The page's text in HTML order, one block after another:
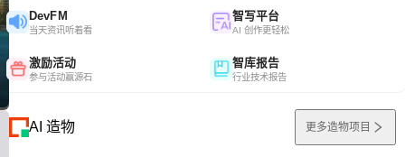
DevFM
当天资讯听着看
智写平台
AI 创作更轻松
激励活动
参与活动赢源石
智库报告
行业技术报告
AI 造物 更多造物项目